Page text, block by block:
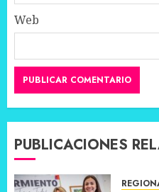
Web
PUBLICACIONES